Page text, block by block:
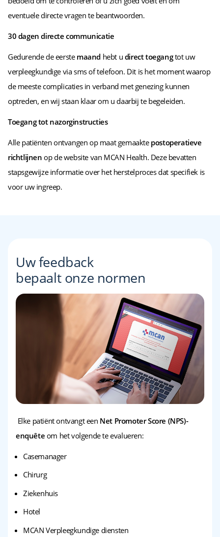
eventuele directe vragen te beantwoorden.
30 dagen directe communicatie
Gedurende de eerste maand hebt u direct toegangtot uw
verpleegkundige via sms of telefoon. Dit is het moment waarop
de meeste complicaties in verband met genezing kunnen
optreden, en wij staan klaar om u daarbij te begeleiden.
Toegang tot nazorginstructies
Alle patiënten ontvangen op maat gemaakte postoperatieve
richtlijnen op de website van MCAN Health. Deze bevatten
stapsgewijze informatie over het herstelproces dat specifiek is
voor uw ingreep.
Uw feedback
bepaalt onze normen
Elke patiënt ontvangt een Net Promoter Score (NPS)-
enquête om het volgende te evalueren:
Casemanager
Chirurg
Ziekenhuis
Hotel
MCAN Verpleegkundige diensten